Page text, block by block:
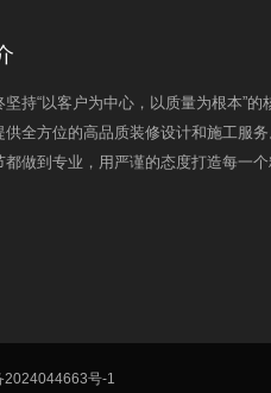
坚持“以客户为中心，以质量为根本”的
供全方位的高品质装修设计和施工服
都做到专业，用严谨的态度打造每一
2024044663号-1